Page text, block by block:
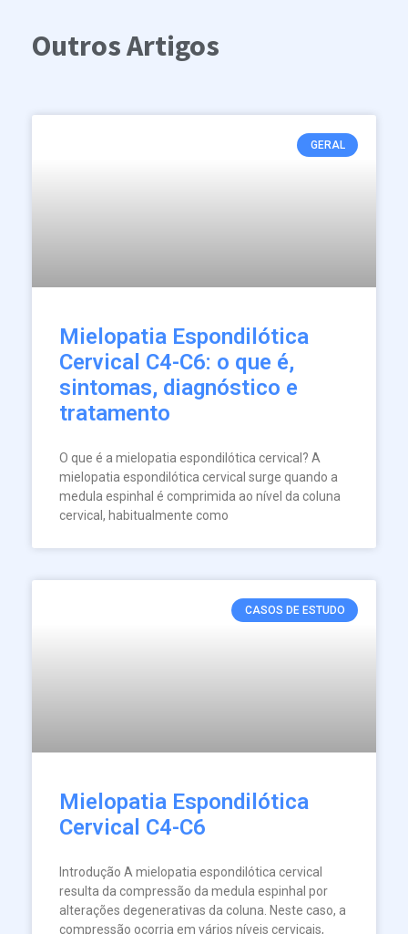
Outros Artigos
GERAL
Mielopatia Espondilótica
Cervical C4-C6: o que é,
sintomas, diagnóstico e
tratamento
O que é a mielopatia espondilótica cervical? A
mielopatia espondilótica cervical surge quando a
medula espinhal é comprimida ao nível da coluna
cervical, habitualmente como
CASOS DE ESTUDO
Mielopatia Espondilótica
Cervical C4-C6
Introdução A mielopatia espondilótica cervical
resulta da compressão da medula espinhal por
alterações degenerativas da coluna. Neste caso, a
compressão ocorria em vários níveis cervicais,